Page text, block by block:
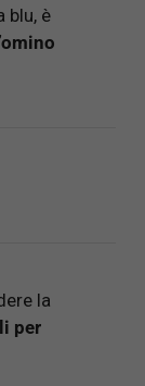
blu, è
la
per